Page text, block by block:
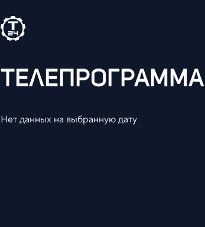
ТЕЛЕПРОГРАММА
Нет данных на выбранную дату